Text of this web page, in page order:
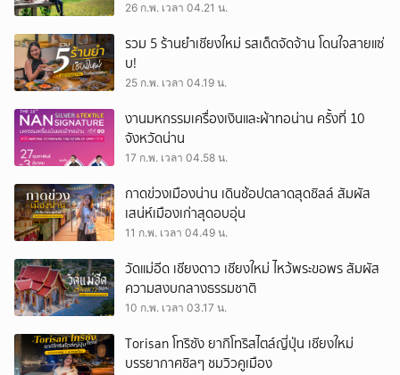
26 ก.พ. เวลา 04.21 น.
รวม 5 ร้านยำเชียงใหม่ รสเด็ดจัดจ้าน โดนใจสายแซ่
บ!
25 ก.พ. เวลา 04.19 น.
งานมหกรรมเครื่องเงินและผ้าทอน่าน ครั้งที่ 10
จังหวัดน่าน
17 ก.พ. เวลา 04.58 น.
กาดข่วงเมืองน่าน เดินช้อปตลาดสุดชิลล์ สัมผัส
เสน่ห์เมืองเก่าสุดอบอุ่น
11 ก.พ. เวลา 04.49 น.
วัดแม่อีด เชียงดาว เชียงใหม่ ไหว้พระขอพร สัมผัส
ความสงบกลางธรรมชาติ
10 ก.พ. เวลา 03.17 น.
Torisan โทริซัง ยากิโทริสไตล์ญี่ปุ่น เชียงใหม่
บรรยากาศชิลๆ ชมวิวคูเมือง